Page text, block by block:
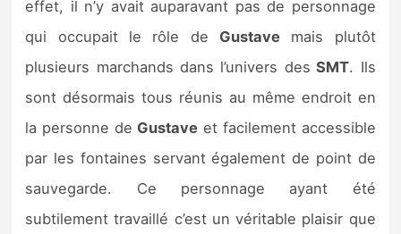
effet, il n’y avait auparavant pas de personnage
qui occupait le rôle de Gustave mais plutôt
plusieurs marchands dans l’univers des SMT. Ils
sont désormais tous réunis au même endroit en
la personne de Gustave et facilement accessible
par les fontaines servant également de point de
sauvegarde. Ce personnage ayant été
subtilement travaillé c’est un véritable plaisir que